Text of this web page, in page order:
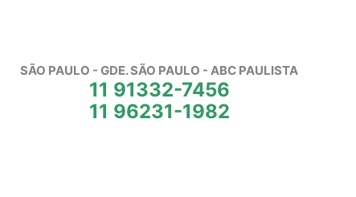
SÃO PAULO - GDE. SÃO PAULO - ABC PAULISTA
11 91332-7456
11 96231-1982